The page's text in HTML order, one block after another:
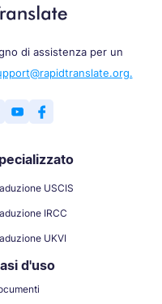
di assistenza per un
USCIS
IRCC
UKVI
d'uso